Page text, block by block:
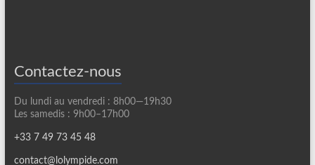
Contactez-nous
Du lundi au vendredi : 8h00—19h30
Les samedis : 9h00–17h00
+33 7 49 73 45 48
contact@lolympide.com